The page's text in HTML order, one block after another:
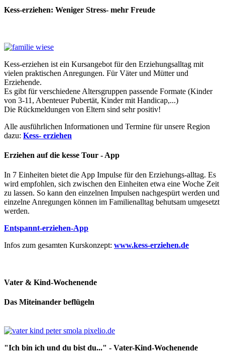
Kess-erziehen: Weniger Stress- mehr Freude
Kess-erziehen ist ein Kursangebot für den Erziehungsalltag mit
vielen praktischen Anregungen. Für Väter und Mütter und
Erziehende.
Es gibt für verschiedene Altersgruppen passende Formate (Kinder
von 3-11, Abenteuer Pubertät, Kinder mit Handicap,...)
Die Rückmeldungen von Eltern sind sehr positiv!
Alle ausführlichen Informationen und Termine für unsere Region
dazu: Kess- erziehen
Erziehen auf die kesse Tour - App
In 7 Einheiten bietet die App Impulse für den Erziehungs-alltag. Es
wird empfohlen, sich zwischen den Einheiten etwa eine Woche Zeit
zu lassen. So kann den einzelnen Impulsen nachgespürt werden und
einzelne Anregungen können im Familienalltag behutsam umgesetzt
werden.
Entspannt-erziehen-App
Infos zum gesamten Kurskonzept: www.kess-erziehen.de
Vater & Kind-Wochenende
Das Miteinander beflügeln
"Ich bin ich und du bist du..." - Vater-Kind-Wochenende